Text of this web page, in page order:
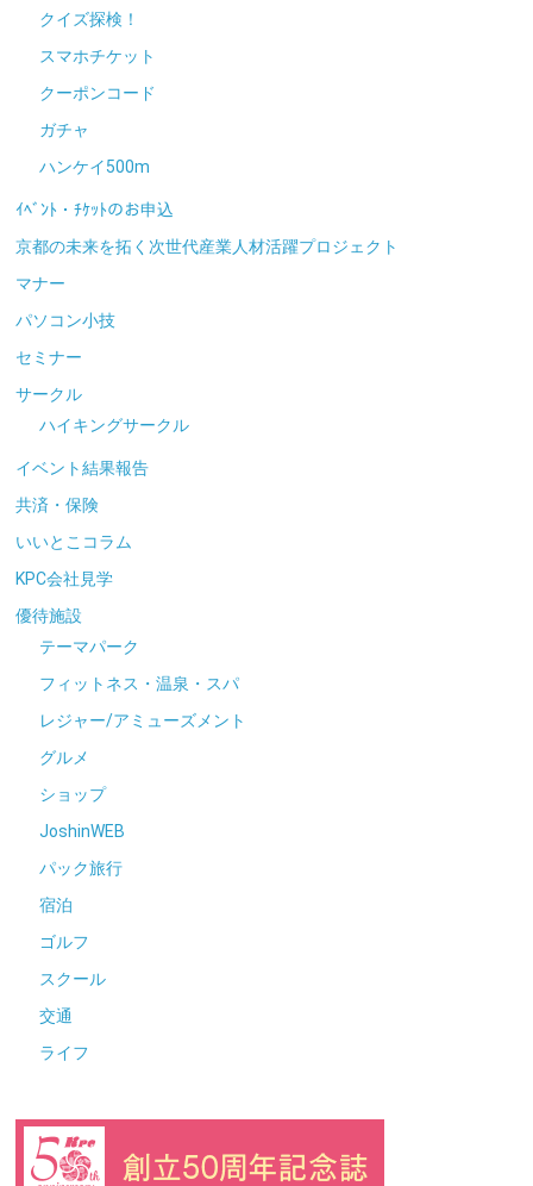
クイズ探検！
スマホチケット
クーポンコード
ガチャ
ハンケイ500m
ｲﾍﾞﾝﾄ・ﾁｹｯﾄのお申込
京都の未来を拓く次世代産業人材活躍プロジェクト
マナー
パソコン小技
セミナー
サークル
ハイキングサークル
イベント結果報告
共済・保険
いいとこコラム
KPC会社見学
優待施設
テーマパーク
フィットネス・温泉・スパ
レジャー/アミューズメント
グルメ
ショップ
JoshinWEB
パック旅行
宿泊
ゴルフ
スクール
交通
ライフ